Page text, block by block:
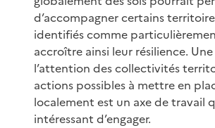
d’accompagner certains
identifiés comme
accroître ainsi leur résilience.
l’attention des collectivités
actions possibles à mettre en
localement est un axe de travail
intéressant d’engager.